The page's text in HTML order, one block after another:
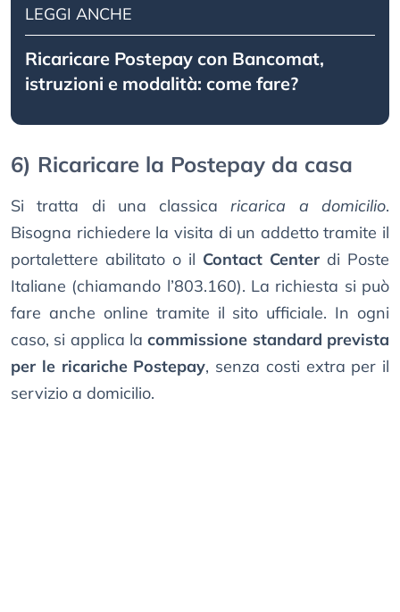
LEGGI ANCHE
Ricaricare Postepay con Bancomat,
istruzioni e modalità: come fare?
6) Ricaricare la Postepay da casa
Si tratta di una classicaricarica a domicilio.
Bisogna richiedere la visita di un addetto tramite il
portalettere abilitato o il Contact Center di Poste
Italiane (chiamando l’803.160). La richiesta si può
fare anche online tramite il sito ufficiale. In ogni
caso, si applica lacommissione standard prevista
per le ricariche Postepay, senza costi extra per il
servizio a domicilio.